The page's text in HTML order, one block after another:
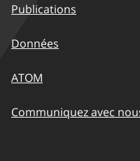
Publications
Données
ATOM
Communiquez avec